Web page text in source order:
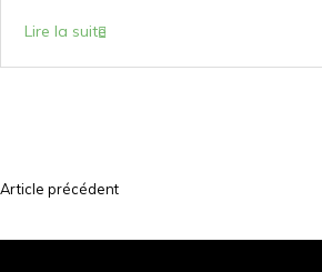
Lire la suite
N
Article précédent